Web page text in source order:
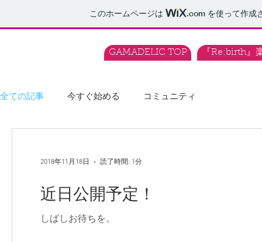
このホームページは .com を使って作成
GAMADELIC TOP 『Re:birth』
全ての記事 今すぐ始める コミュニティ
2018年11月18日 読了時間: 1分
近日公開予定！
しばしお待ちを。